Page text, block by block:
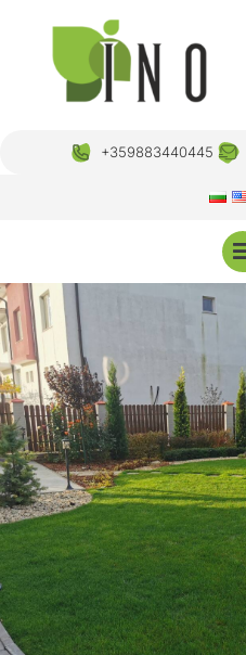
+359883440445